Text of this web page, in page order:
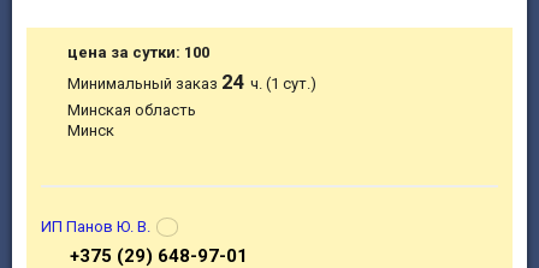
цена за сутки: 100
Минимальный заказ 24ч. (1 сут.)
Минская область
Минск
ИП Панов Ю. В.
+375 (29) 648-97-01